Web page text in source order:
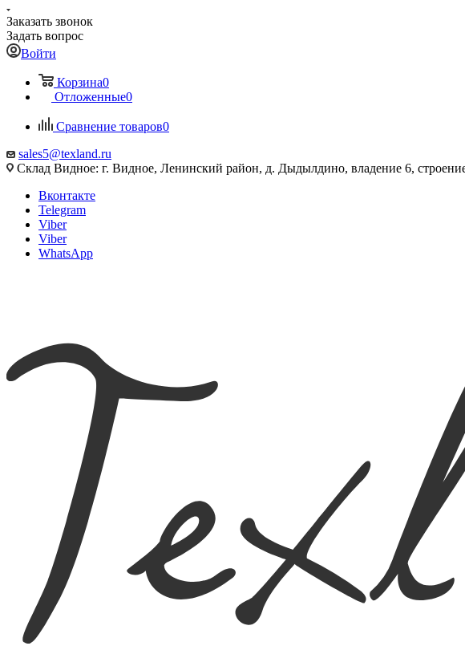
Заказать звонок
Задать вопрос
Войти
Корзина0
Отложенные0
Сравнение товаров0
sales5@texland.ru
Склад Видное: г. Видное, Ленинский район, д. Дыдылдино, владение 6,
Вконтакте
Telegram
Viber
Viber
WhatsApp